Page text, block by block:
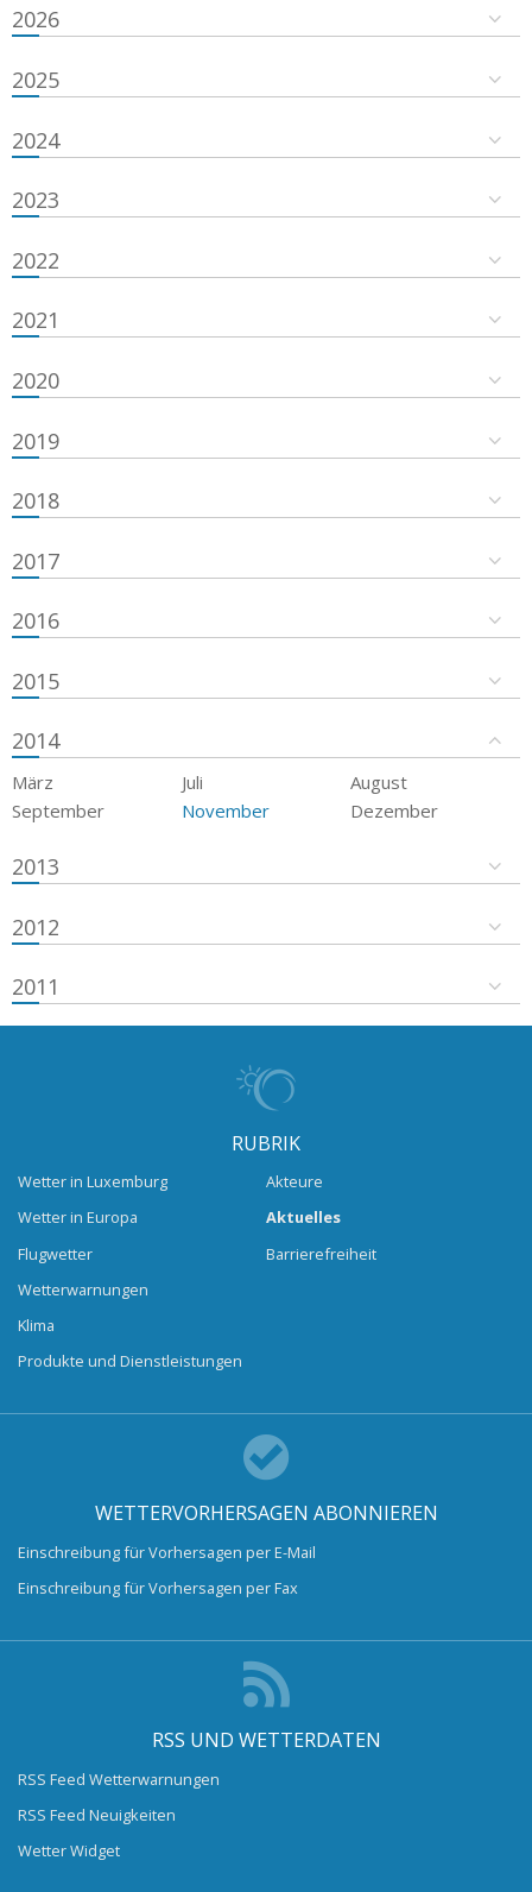
2026
2025
2024
2023
2022
2021
2020
2019
2018
2017
2016
2015
2014
März Juli
August
September
November Dezember
2013
2012
2011
RUBRIK
Wetter in Luxemburg
Wetter in Europa
Flugwetter
Wetterwarnungen
Klima
Produkte und Dienstleistungen
Akteure
Aktuelles
Barrierefreiheit
WETTERVORHERSAGEN ABONNIEREN
Einschreibung für Vorhersagen per E-Mail
Einschreibung für Vorhersagen per Fax
RSS UND WETTERDATEN
RSS Feed Wetterwarnungen
RSS Feed Neuigkeiten
Wetter Widget